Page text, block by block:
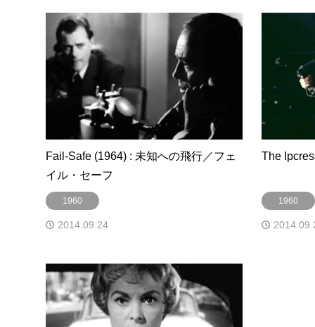
Fail-Safe (1964) : 未知への飛行／フェ
イル・セーフ
1960
2014.09.24
The
1960